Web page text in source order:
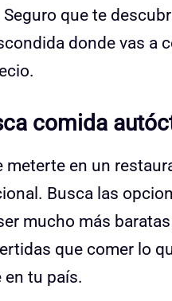
Seguro que te
donde vas a
comida
meterte en un
Busca las
mucho más
que comer lo
en tu país.